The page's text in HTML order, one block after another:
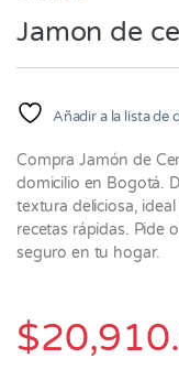
Jamon de
Añadir a la lista de
Compra Jamón de
domicilio en Bogotá.
textura deliciosa,
recetas rápidas. Pide
seguro en tu hogar.
$